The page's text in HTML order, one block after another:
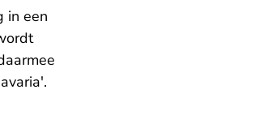
in een